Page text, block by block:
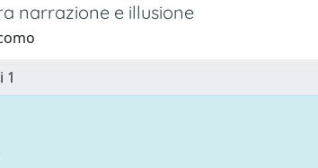
narrazione e illusione
1